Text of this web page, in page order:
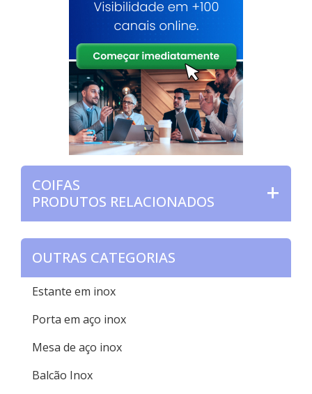
COIFAS
PRODUTOS RELACIONADOS
OUTRAS CATEGORIAS
Estante em inox
Porta em aço inox
Mesa de aço inox
Balcão Inox